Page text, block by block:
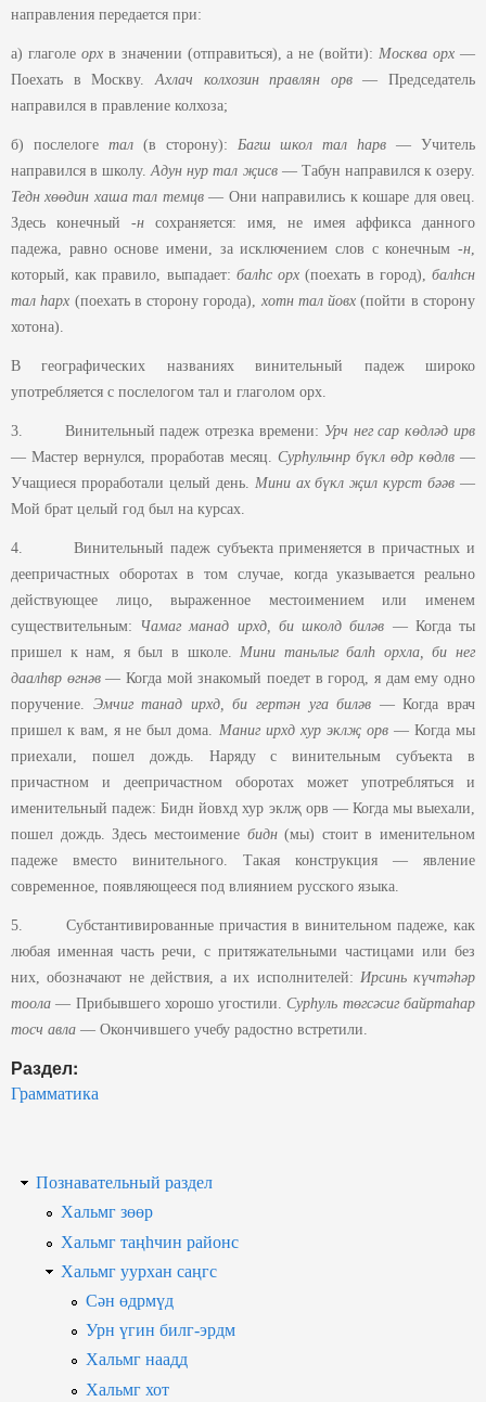
направления передается при:
а) глаголе орхв значении (отправиться), а не (войти):Москва орх —
Поехать в Москву.Ахлач колхозин правлян орв— Председатель
направился в правление колхоза;
б) послелоге тал(в сторону): Багш школ тал һарв — Учитель
направился в школу.Адун нур тал җисв— Табун направился к озеру.
Тедн хөөдин хаша тал темцв— Они направились к кошаре для овец.
Здесь конечный -н сохраняется: имя, не имея аффикса данного
падежа, равно основе имени, за исключением слов с конечным -н,
который, как правило, выпадает: балһс орх (поехать в город),балһсн
тал һарх (поехать в сторону города), хотн тал йовх(пойти в сторону
хотона).
В географических названиях винительный падеж широко
употребляется с послелогом тал и глаголом орх.
3. Винительный падеж отрезка времени: Урч нег сар көдләд ирв
— Мастер вернулся, проработав месяц. Сурһульчнр бүкл өдр көдлв —
Учащиеся проработали целый день. Мини ах бүкл җил курст бәәв —
Мой брат целый год был на курсах.
4. Винительный падеж субъекта применяется в причастных и
деепричастных оборотах в том случае, когда указывается реально
действующее лицо, выраженное местоимением или именем
существительным: Чамаг манад ирхд, би школд биләв — Когда ты
пришел к нам, я был в школе.Мини таньлыг балһ орхла, би нег
даалһвр өгнәв— Когда мой знакомый поедет в город, я дам ему одно
поручение. Эмчиг танад ирхд, би гертән уга биләв — Когда врач
пришел к вам, я не был дома. Маниг ирхд хур эклҗ орв— Когда мы
приехали, пошел дождь. Наряду с винительным субъекта в
причастном и деепричастном оборотах может употребляться и
именительный падеж: Бидн йовхд хур эклҗ орв — Когда мы выехали,
пошел дождь. Здесь местоимение бидн(мы) стоит в именительном
падеже вместо винительного. Такая конструкция — явление
современное, появляющееся под влиянием русского языка.
5. Субстантивированные причастия в винительном падеже, как
любая именная часть речи, с притяжательными частицами или без
них, обозначают не действия, а их исполнителей: Ирсинь күчтәһәр
тоола — Прибывшего хорошо угостили.Сурһуль төгсәсиг байртаһар
тосч авла — Окончившего учебу радостно встретили.
Раздел:
Грамматика
Познавательный раздел
Хальмг зөөр
Хальмг таңһчин районс
Хальмг уурхан саңгс
Сән өдрмүд
Урн үгин билг-эрдм
Хальмг наадд
Хальмг хот